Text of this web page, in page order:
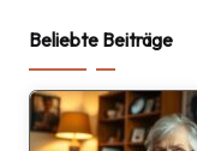
Beliebte Beiträge